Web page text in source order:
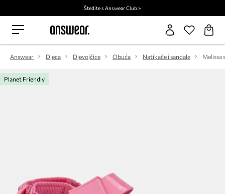
Štedite s Answear Club >
Answear Djeca Djevojčice Obuća Natikače i sandale
Planet Friendly